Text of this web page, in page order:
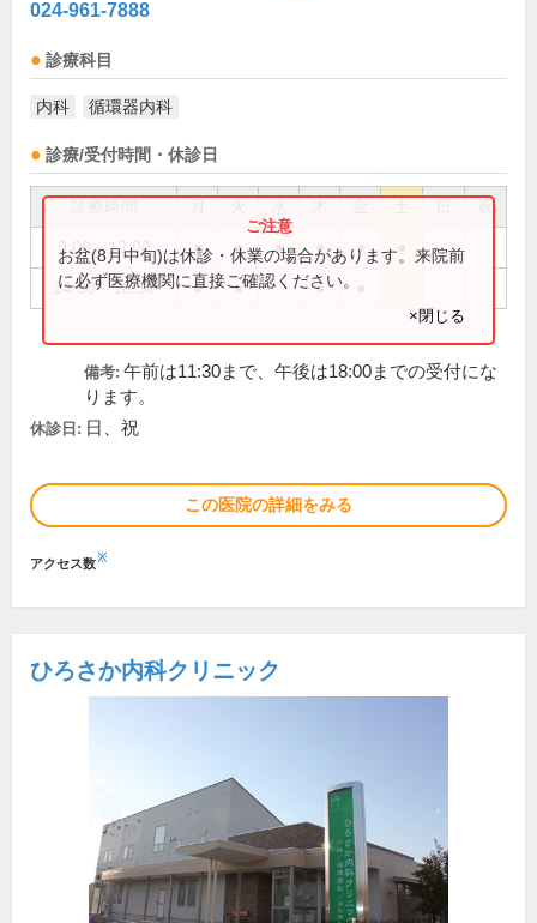
024-961-7888
診療科目
内科 循環器内科
診療/受付時間・休診日
祝
9:00～12:00 ● ● ● ● ●
14:30～18:30 ● ● ●
お盆(8月中旬)は休診・休業の場合があります。来院前
に必ず医療機関に直接ご確認ください。
×閉じる
備考: 午前は11:30まで、午後は18:00までの受付にな
ります。
休診日: 日、祝
この医院の詳細をみる
アクセス数※
ひろさか内科クリニック